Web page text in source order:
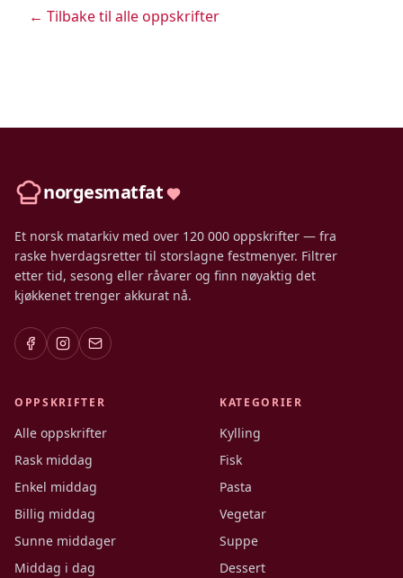
← Tilbake til alle oppskrifter
norgesmatfat
Et norsk matarkiv med over 120 000 oppskrifter — fra
raske hverdagsretter til storslagne festmenyer. Filtrer
etter tid, sesong eller råvarer og finn nøyaktig det
kjøkkenet trenger akkurat nå.
OPPSKRIFTER
Alle oppskrifter
Rask middag
Enkel middag
Billig middag
Sunne middager
Middag i dag
KATEGORIER
Kylling
Fisk
Pasta
Vegetar
Suppe
Dessert